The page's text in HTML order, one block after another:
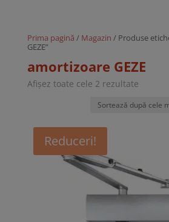
Prima pagină / Magazin / Produse
GEZE”
amortizoare GEZE
Afișez toate cele 2 rezultateSortat
cele
mai
Reduceri!